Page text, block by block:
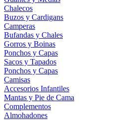
Chalecos
Buzos y Cardigans
Camperas
Bufandas y Chales
Gorros y Boinas
Ponchos y Capas
Sacos y Tapados
Ponchos y Capas
Camisas
Accesorios Infantiles
Mantas y Pie de Cama
Complementos
Almohadones